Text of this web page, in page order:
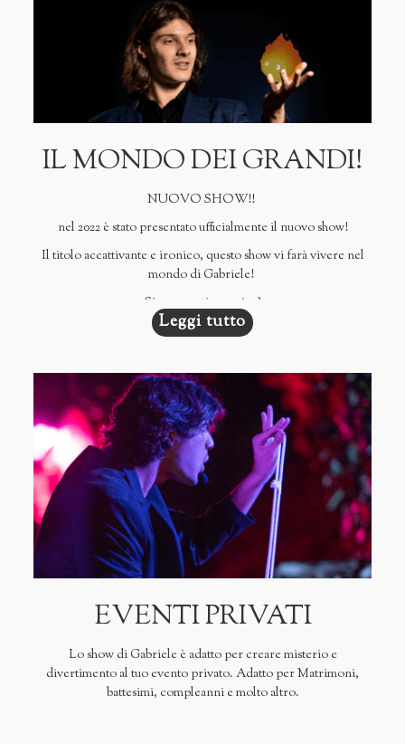
IL MONDO DEI GRANDI!
NUOVO SHOW!!
nel 2022 è stato presentato ufficialmente il nuovo show!
Il titolo accattivante e ironico, questo show vi farà vivere nel
mondo di Gabriele!
Siete pronti a partire?
Leggi tutto
EVENTI PRIVATI
Lo show di Gabriele è adatto per creare misterio e
divertimento al tuo evento privato. Adatto per Matrimoni,
battesimi, compleanni e molto altro.